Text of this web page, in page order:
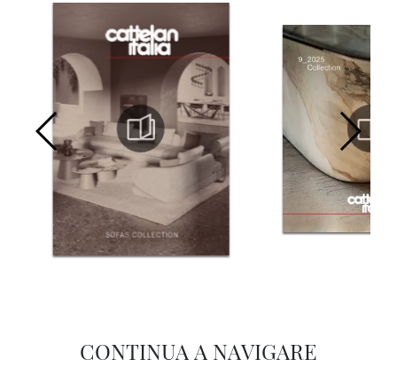
CONTINUA A NAVIGARE